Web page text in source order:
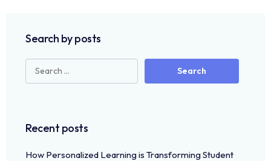
Search by posts
Recent posts
How Personalized Learning is Transforming Student